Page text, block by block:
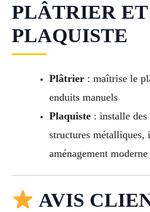
PLÂTRIER ET
PLAQUISTE
Plâtrier: maîtrise le
enduits manuels
Plaquiste: installe des
structures métalliques,
aménagement moderne
AVIS